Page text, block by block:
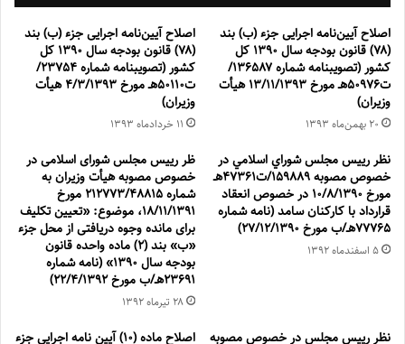
اصلاح آیین‌نامه اجرایی جزء (ب) بند
(۷۸) قانون بودجه سال ۱۳۹۰ کل
کشور (تصویبنامه شماره ۱۳۶۵۸۷/
ت۵۰۹۷۶هـ مورخ ۱۳/۱۱/۱۳۹۳ هیأت
وزیران)
۲۰ بهمن‌ماه ۱۳۹۳
اصلاح آیین‌نامه اجرایی جزء (ب) بند
(۷۸) قانون بودجه سال ۱۳۹۰ کل
کشور (تصویبنامه شماره ۲۳۷۵۴/
ت۵۰۱۱۰هـ مورخ ۴/۳/۱۳۹۳ هیأت
وزیران)
۱۱ خرداد‌ماه ۱۳۹۳
نظر رييس مجلس شوراي اسلامي در
خصوص مصوبه ۱۵۹۸۸۹/ت۴۷۳۶۱هـ
مورخ ۱۰/۸/۱۳۹۰ در خصوص انعقاد
قرارداد با كاركنان سامد (نامه شماره
77765هـ/ب مورخ 27/12/1390)
۵ اسفند‌ماه ۱۳۹۲
ظر رییس مجلس شورای اسلامی در
خصوص مصوبه هیأت وزیران به
شماره ۲۱۲۷۷۳/۴۸۸۱۵ مورخ
۱۸/۱۱/۱۳۹۱، موضوع: «تعیین تکلیف
برای مانده وجوه دریافتی از محل جزء
«ب» بند (۲) ماده واحده قانون
بودجه سال ۱۳۹۰» (نامه شماره
۲۳۶۹۱هـ/ب مورخ ۲۲/۴/۱۳۹۲)
۲۸ تیر‌ماه ۱۳۹۲
نظر رييس مجلس در خصوص مصوبه
اصلاح ماده (۱۰) آیین نامه اجرایی جزء